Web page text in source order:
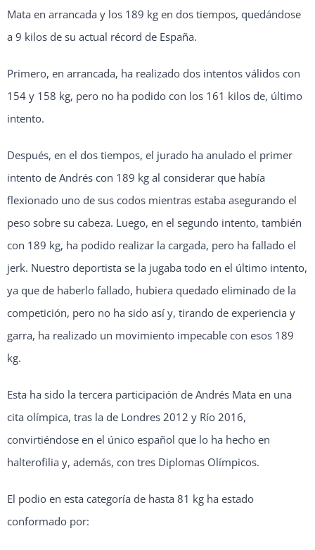
Mata en arrancada y los 189 kg en dos tiempos, quedándose
a 9 kilos de su actual récord de España.
Primero, en arrancada, ha realizado dos intentos válidos con
154 y 158 kg, pero no ha podido con los 161 kilos de, último
intento.
Después, en el dos tiempos, el jurado ha anulado el primer
intento de Andrés con 189 kg al considerar que había
flexionado uno de sus codos mientras estaba asegurando el
peso sobre su cabeza. Luego, en el segundo intento, también
con 189 kg, ha podido realizar la cargada, pero ha fallado el
jerk. Nuestro deportista se la jugaba todo en el último intento,
ya que de haberlo fallado, hubiera quedado eliminado de la
competición, pero no ha sido así y, tirando de experiencia y
garra, ha realizado un movimiento impecable con esos 189
kg.
Esta ha sido la tercera participación de Andrés Mata en una
cita olímpica, tras la de Londres 2012 y Río 2016,
convirtiéndose en el único español que lo ha hecho en
halterofilia y, además, con tres Diplomas Olímpicos.
El podio en esta categoría de hasta 81 kg ha estado
conformado por: